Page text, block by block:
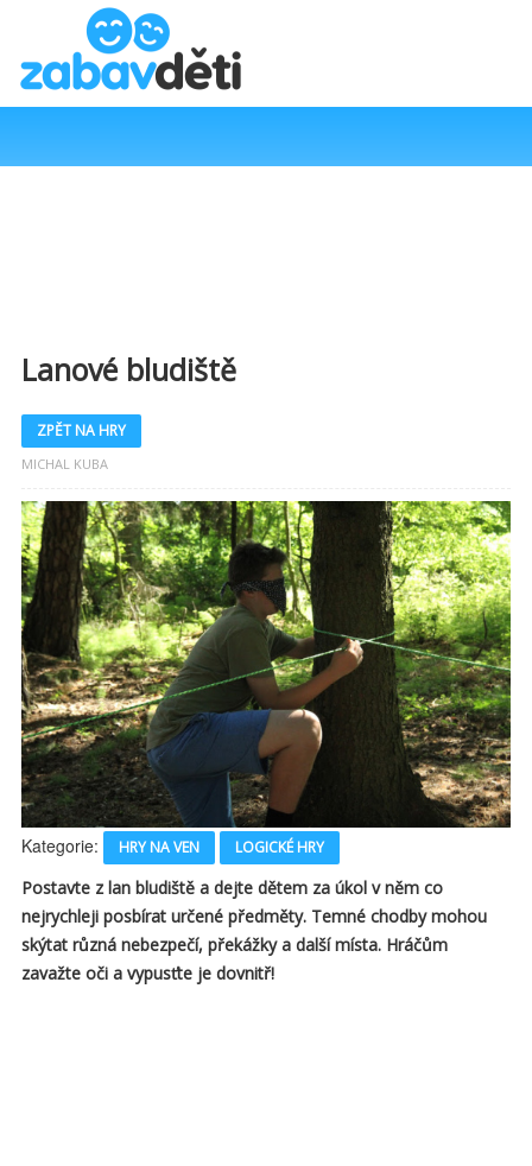
Lanové bludiště
ZPĚT NA HRY
MICHAL KUBA
Kategorie: HRY NA VEN LOGICKÉ HRY
Postavte z lan bludiště a dejte dětem za úkol v něm co
nejrychleji posbírat určené předměty. Temné chodby mohou
skýtat různá nebezpečí, překážky a další místa. Hráčům
zavažte oči a vypusťte je dovnitř!